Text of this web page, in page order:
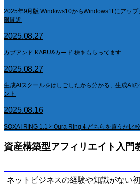
2025年9月版 Windows10からWindows11にアップ
限間近
2025.08.27
カブアンド KABU&カード 株をもらってます
2025.08.27
生成AIスクールをはしごしたから分かる、生成AI
ント
2025.08.16
SOXAI RING 1.1とOura Ring 4 どちらを買うか比
資産構築型アフィリエイト入門
ネットビジネスの経験や知識がない